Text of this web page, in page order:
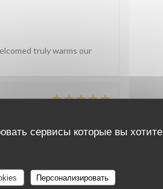
сервисы которые вы хотите
Персонализировать
truly warms our
nous rend